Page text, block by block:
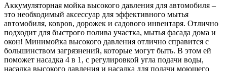
Аккумуляторная мойка высокого давления для автомобиля –
это необходимый аксессуар для эффективного мытья
автомобиля, ковров, дорожек и садового инвентаря. Отлично
подходит для быстрого полива участка, мытья фасада дома и
окон! Минимойка высокого давления отлично справится с
большинством загрязнений, которые могут быть. В этом ей
поможет насадка 4 в 1, с регулировкой угла подачи воды,
насадка высокого давления и насадка для подачи моющего